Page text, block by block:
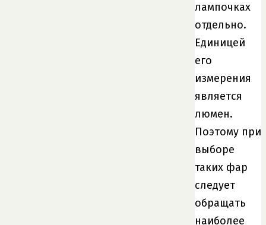
лампочках
отдельно.
Единицей
его
измерения
является
люмен.
Поэтому при
выборе
таких фар
следует
обращать
наиболее